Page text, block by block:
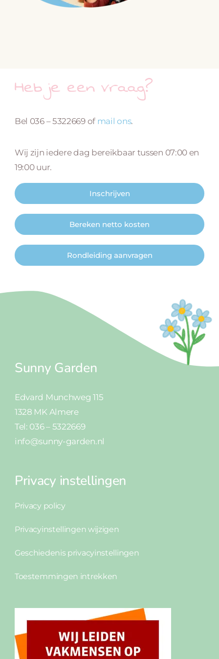
Heb je een vraag?
Bel 036 – 5322669 of mail ons.
Wij zijn iedere dag bereikbaar tussen 07:00 en
19:00 uur.
Inschrijven
Bereken netto kosten
Rondleiding aanvragen
Sunny Garden
Edvard Munchweg 115
1328 MK Almere
Tel: 036 – 5322669
info@sunny-garden.nl
Privacy instellingen
Privacy policy
Privacyinstellingen wijzigen
Geschiedenis privacyinstellingen
Toestemmingen intrekken